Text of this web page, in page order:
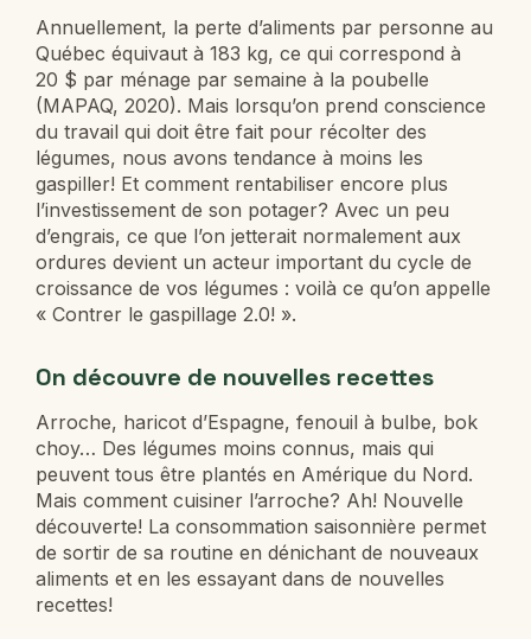
Annuellement, la perte d’aliments par personne au
Québec équivaut à 183 kg, ce qui correspond à
20 $ par ménage par semaine à la poubelle
(MAPAQ, 2020). Mais lorsqu’on prend conscience
du travail qui doit être fait pour récolter des
légumes, nous avons tendance à moins les
gaspiller! Et comment rentabiliser encore plus
l’investissement de son potager? Avec un peu
d’engrais, ce que l’on jetterait normalement aux
ordures devient un acteur important du cycle de
croissance de vos légumes : voilà ce qu’on appelle
« Contrer le gaspillage 2.0! ».
On découvre de nouvelles recettes
Arroche, haricot d’Espagne, fenouil à bulbe, bok
choy… Des légumes moins connus, mais qui
peuvent tous être plantés en Amérique du Nord.
Mais comment cuisiner l’arroche? Ah! Nouvelle
découverte! La consommation saisonnière permet
de sortir de sa routine en dénichant de nouveaux
aliments et en les essayant dans de nouvelles
recettes!